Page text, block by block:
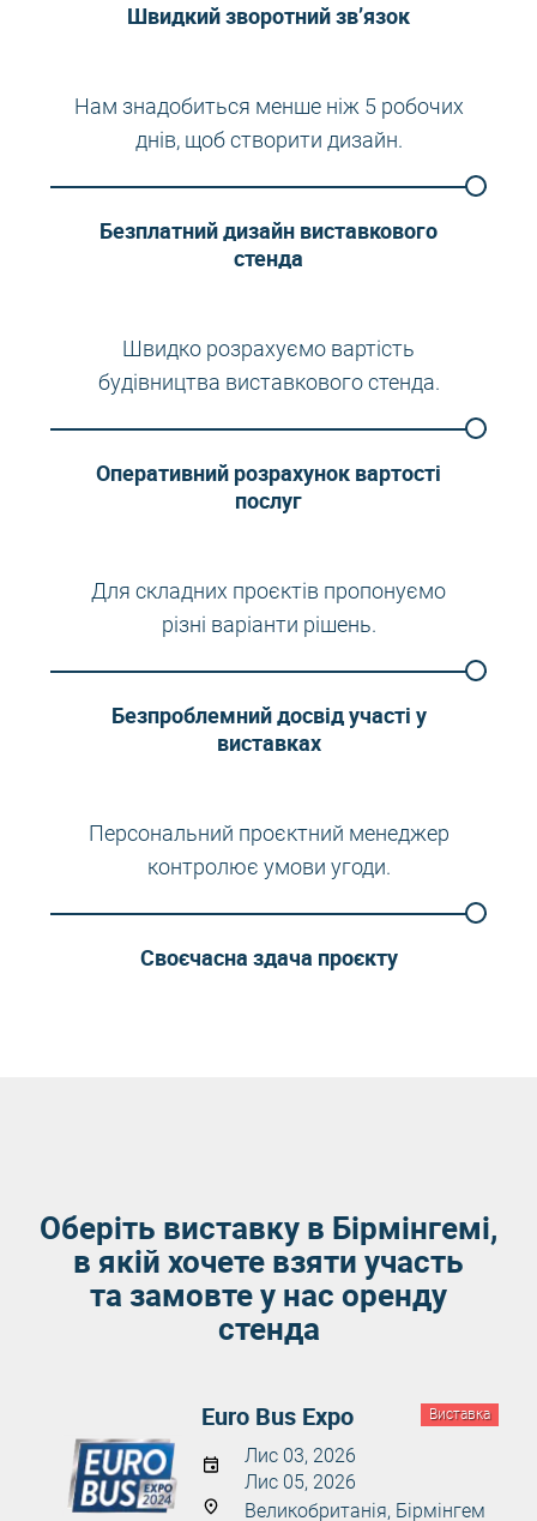
Швидкий зворотний зв’язок
Нам знадобиться менше ніж 5 робочих
днів, щоб створити дизайн.
Безплатний дизайн виставкового
стенда
Швидко розрахуємо вартість
будівництва виставкового стенда.
Оперативний розрахунок вартості
послуг
Для складних проєктів пропонуємо
різні варіанти рішень.
Безпроблемний досвід участі у
виставках
Персональний проєктний менеджер
контролює умови угоди.
Своєчасна здача проєкту
Оберіть виставку в Бірмінгемі,
в якій хочете взяти участь
та замовте у нас оренду
стенда
Виставка
Euro Bus Expo
Лис 03, 2026
Лис 05, 2026
Великобританія, Бірмінгем